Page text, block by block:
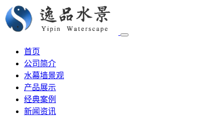
首页
公司简介
水幕墙景观
产品展示
经典案例
新闻资讯